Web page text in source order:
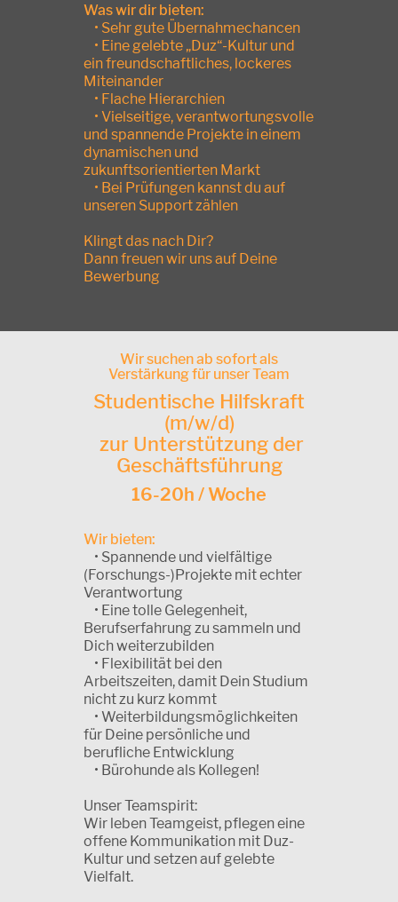
Was wir dir bieten:
• Sehr gute Übernahmechancen
• Eine gelebte „Duz“-Kultur und
ein freundschaftliches, lockeres
Miteinander
• Flache Hierarchien
• Vielseitige, verantwortungsvolle
und spannende Projekte in einem
dynamischen und
zukunftsorientierten Markt
• Bei Prüfungen kannst du auf
unseren Support zählen
Klingt das nach Dir?
Dann freuen wir uns auf Deine
Bewerbung
Wir suchen ab sofort als
Verstärkung für unser Team
Studentische Hilfskraft
(m/w/d)
zur Unterstützung der
Geschäftsführung
16-20h / Woche
Wir bieten:
• Spannende und vielfältige
(Forschungs-)Projekte mit echter
Verantwortung
• Eine tolle Gelegenheit,
Berufserfahrung zu sammeln und
Dich weiterzubilden
• Flexibilität bei den
Arbeitszeiten, damit Dein Studium
nicht zu kurz kommt
• Weiterbildungsmöglichkeiten
für Deine persönliche und
berufliche Entwicklung
• Bürohunde als Kollegen!
Unser Teamspirit:
Wir leben Teamgeist, pflegen eine
offene Kommunikation mit Duz-
Kultur und setzen auf gelebte
Vielfalt.